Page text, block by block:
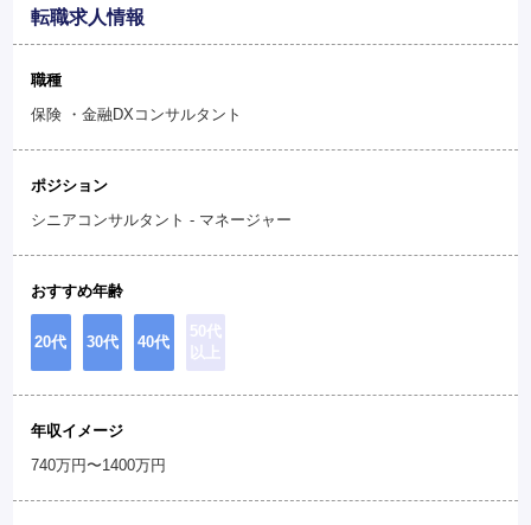
転職求人情報
職種
保険 ・金融DXコンサルタント
ポジション
シニアコンサルタント - マネージャー
おすすめ年齢
20代 30代 40代
50代
以上
年収イメージ
740万円〜1400万円